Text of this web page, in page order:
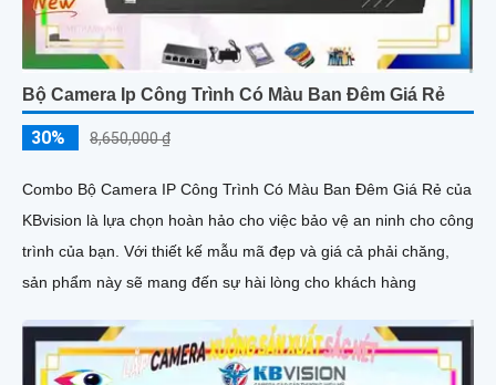
Bộ Camera Ip Công Trình Có Màu Ban Đêm Giá Rẻ
30% 8,650,000 ₫
Combo Bộ Camera IP Công Trình Có Màu Ban Đêm Giá Rẻ của
KBvision là lựa chọn hoàn hảo cho việc bảo vệ an ninh cho công
trình của bạn. Với thiết kế mẫu mã đẹp và giá cả phải chăng,
sản phẩm này sẽ mang đến sự hài lòng cho khách hàng